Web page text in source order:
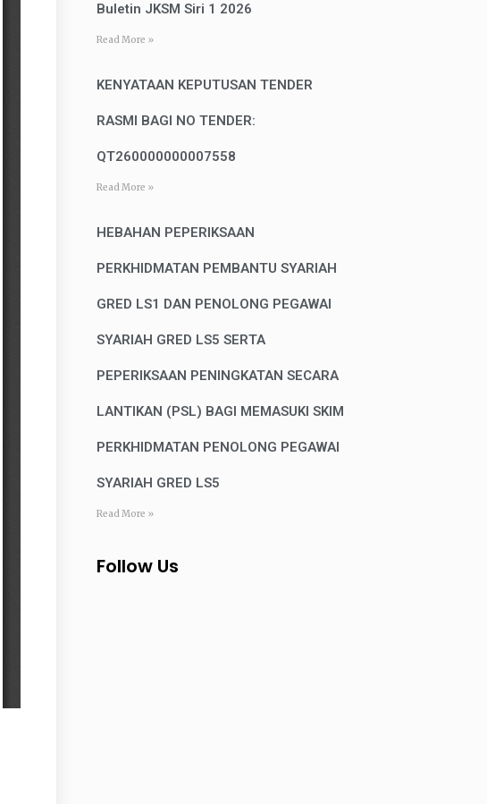
Buletin JKSM Siri 1 2026
Read More »
KENYATAAN KEPUTUSAN TENDER
RASMI BAGI NO TENDER:
QT260000000007558
Read More »
HEBAHAN PEPERIKSAAN
PERKHIDMATAN PEMBANTU SYARIAH
GRED LS1 DAN PENOLONG PEGAWAI
SYARIAH GRED LS5 SERTA
PEPERIKSAAN PENINGKATAN SECARA
LANTIKAN (PSL) BAGI MEMASUKI SKIM
PERKHIDMATAN PENOLONG PEGAWAI
SYARIAH GRED LS5
Read More »
Follow Us